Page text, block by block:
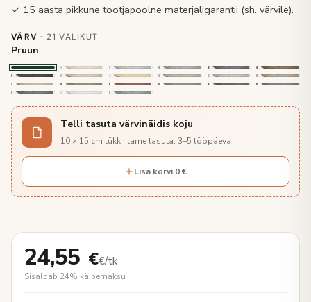
✓ 15 aasta pikkune tootjapoolne materjaligarantii (sh. värvile).
VÄRV · 21 VALIKUT
Pruun
Telli tasuta värvinäidis koju
10 × 15 cm tükk · tarne tasuta, 3–5 tööpäeva
Lisa korvi 0 €
24,55 €€/tk
Sisaldab 24% käibemaksu